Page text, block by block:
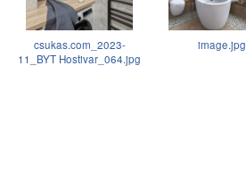
csukas.com_2023-
11_BYT Hostivar_064.jpg
image.jpg